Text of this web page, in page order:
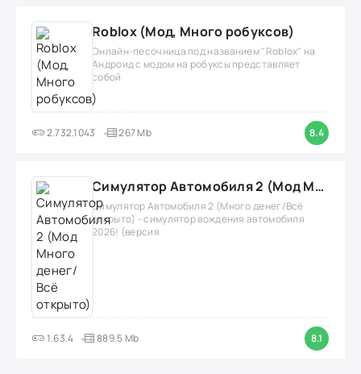
Roblox (Мод, Много робуксов)
Онлайн-песочница под названием "Roblox" на
Андроид с модом на робуксы представляет
собой
2.732.1043 267 Mb 8.4
Симулятор Автомобиля 2 (Мод Много денег/Всё открыто)
Симулятор Автомобиля 2 (Много денег/Всё
открыто) - симулятор вождения автомобиля
2026! (версия
1.63.4 889.5 Mb 8.1